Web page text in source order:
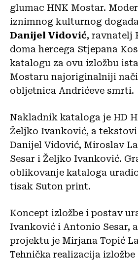
glumac HNK Mostar.
iznimnog kulturnog
Danijel Vidović, ravnatelj
doma hercega Stjepana
katalogu za ovu izložbu
Mostaru najoriginalniji
obljetnica Andrićeve smrti.
Nakladnik kataloga je HD
Željko Ivanković, a
Danijel Vidović, Miroslav
Sesar i Željko Ivanković.
oblikovanje kataloga
tisak Suton print.
Koncept izložbe i postav
Ivanković i Antonio Sesar,
projektu je Mirjana Topić
Tehnička realizacija izložbe